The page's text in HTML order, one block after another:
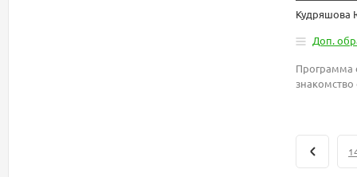
Кудряшова
Доп.
Программа